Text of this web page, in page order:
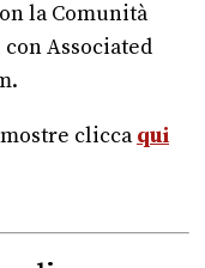
la Comunità
con Associated
cliccaqui